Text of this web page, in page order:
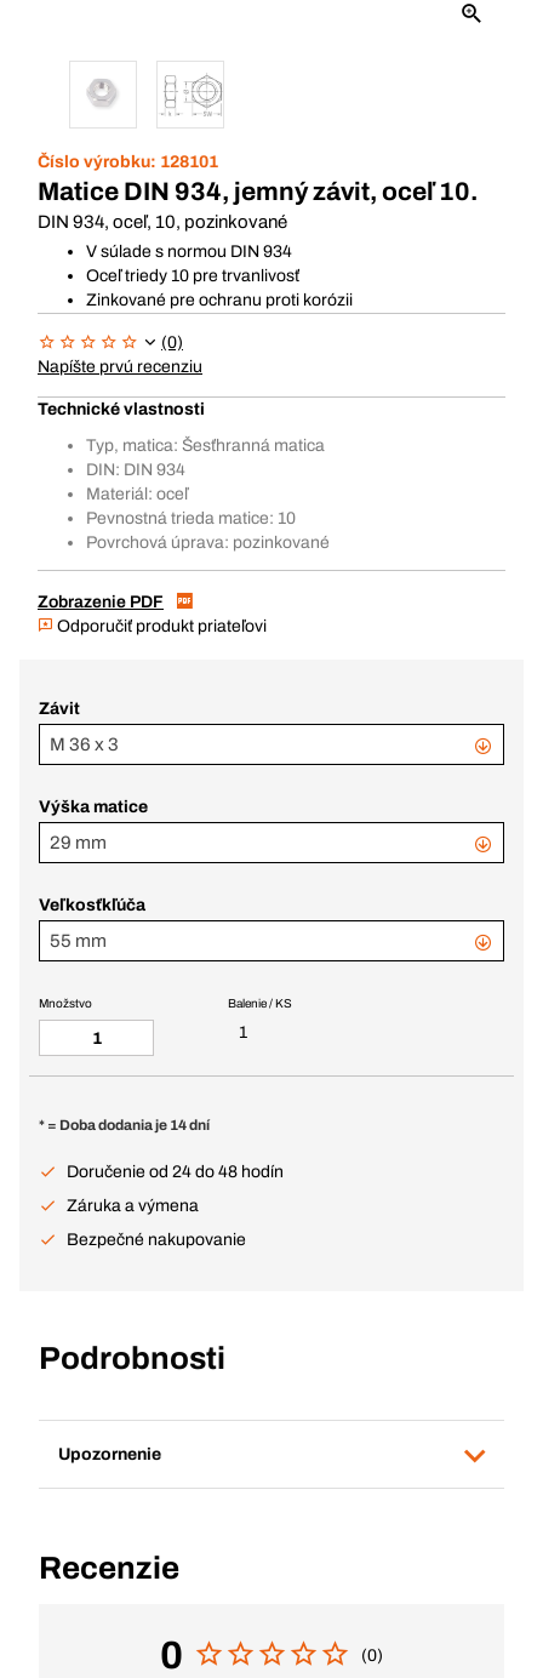
Číslo výrobku: 128101
Matice DIN 934, jemný závit, oceľ 10.
DIN 934, oceľ, 10, pozinkované
V súlade s normou DIN 934
Oceľ triedy 10 pre trvanlivosť
Zinkované pre ochranu proti korózii
(0)
Napíšte prvú recenziu
Technické vlastnosti
Typ, matica: Šesťhranná matica
DIN: DIN 934
Materiál: oceľ
Pevnostná trieda matice: 10
Povrchová úprava: pozinkované
Zobrazenie PDF
Odporučiť produkt priateľovi
Závit
M 36 x 3
Výška matice
29 mm
Veľkosťkľúča
55 mm
Balenie / KS
1
Množstvo
* = Doba dodania je 14 dní
Doručenie od 24 do 48 hodín
Záruka a výmena
Bezpečné nakupovanie
Podrobnosti
Upozornenie
Recenzie
0 (0)